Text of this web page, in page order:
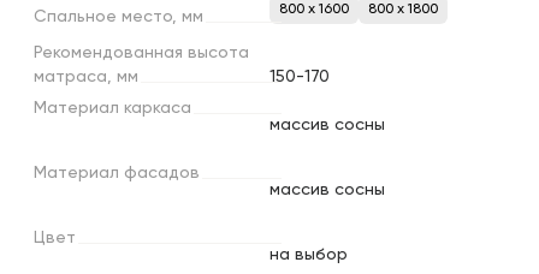
Спальное место, мм 800 х 1600 800 х 1800
Рекомендованная высота
матраса, мм
150-170
Материал каркаса
массив сосны
Материал фасадов
массив сосны
Цвет
на выбор